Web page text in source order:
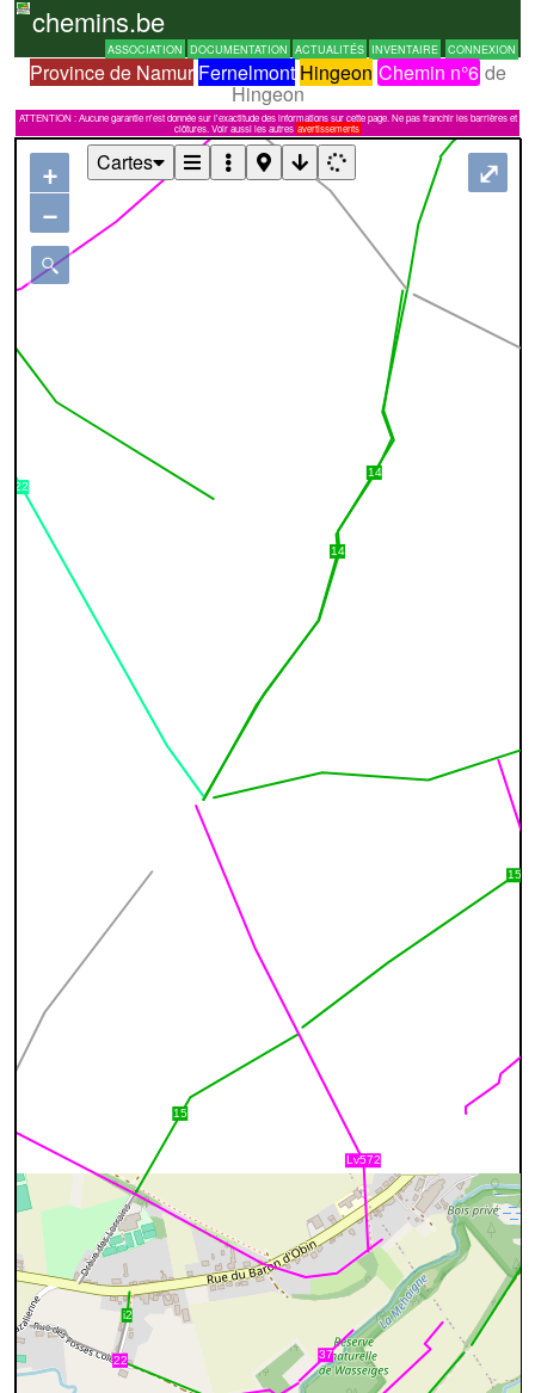
chemins.be
ASSOCIATION DOCUMENTATION ACTUALITÉS INVENTAIRE CONNEXION
Province de Namur Fernelmont Hingeon Chemin n°6 de
Hingeon
ATTENTION : Aucune garantie n'est donnée sur l'exactitude des informations sur cette page. Ne pas franchir les barrières et
clôtures. Voir aussi les autres avertissements
+
−
⤢
Cartes